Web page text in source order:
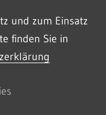
und zum Einsatz
finden Sie in